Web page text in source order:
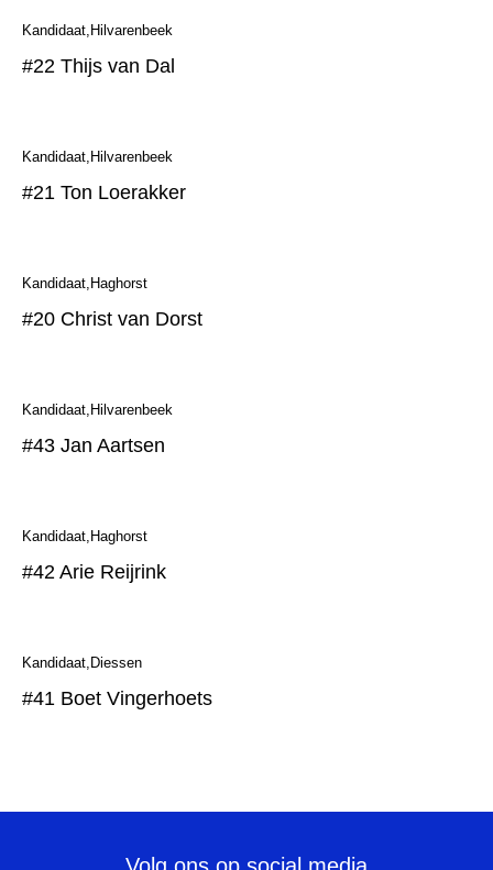
Kandidaat Hilvarenbeek
#22 Thijs van Dal
Kandidaat Hilvarenbeek
#21 Ton Loerakker
Kandidaat Haghorst
#20 Christ van Dorst
Kandidaat Hilvarenbeek
#43 Jan Aartsen
Kandidaat Haghorst
#42 Arie Reijrink
Kandidaat Diessen
#41 Boet Vingerhoets